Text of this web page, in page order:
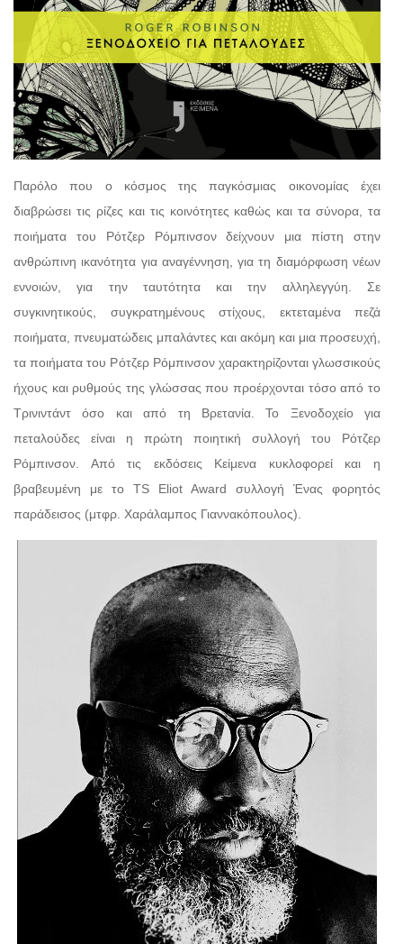
Παρόλο που ο κόσμος της παγκόσμιας οικονομίας έχει
διαβρώσει τις ρίζες και τις κοινότητες καθώς και τα σύνορα, τα
ποιήματα του Ρότζερ Ρόμπινσον δείχνουν μια πίστη στην
ανθρώπινη ικανότητα για αναγέννηση, για τη διαμόρφωση νέων
εννοιών, για την ταυτότητα και την αλληλεγγύη. Σε
συγκινητικούς, συγκρατημένους στίχους, εκτεταμένα πεζά
ποιήματα, πνευματώδεις μπαλάντες και ακόμη και μια προσευχή,
τα ποιήματα του Ρότζερ Ρόμπινσον χαρακτηρίζονται γλωσσικούς
ήχους και ρυθμούς της γλώσσας που προέρχονται τόσο από το
Τρινιντάντ όσο και από τη Βρετανία. Το Ξενοδοχείο για
πεταλούδες είναι η πρώτη ποιητική συλλογή του Ρότζερ
Ρόμπινσον. Από τις εκδόσεις Κείμενα κυκλοφορεί και η
βραβευμένη με το TS Eliot Award συλλογή Ένας φορητός
παράδεισος (μτφρ. Χαράλαμπος Γιαννακόπουλος).